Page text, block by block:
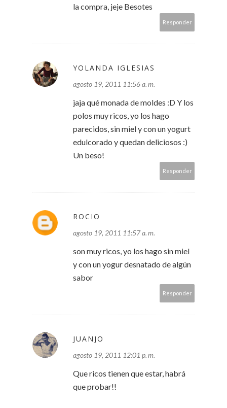
la compra, jeje Besotes
Responder
YOLANDA IGLESIAS
agosto 19, 2011 11:56 a. m.
jaja qué monada de moldes :D Y los
polos muy ricos, yo los hago
parecidos, sin miel y con un yogurt
edulcorado y quedan deliciosos :)
Un beso!
Responder
ROCIO
agosto 19, 2011 11:57 a. m.
son muy ricos, yo los hago sin miel
y con un yogur desnatado de algún
sabor
Responder
JUANJO
agosto 19, 2011 12:01 p. m.
Que ricos tienen que estar, habrá
que probar!!